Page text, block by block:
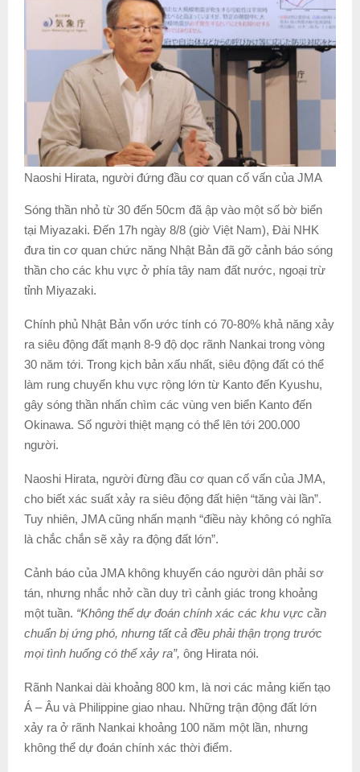
Naoshi Hirata, người đứng đầu cơ quan cố vấn của JMA
Sóng thần nhỏ từ 30 đến 50cm đã ập vào một số bờ biển
tại Miyazaki. Đến 17h ngày 8/8 (giờ Việt Nam), Đài NHK
đưa tin cơ quan chức năng Nhật Bản đã gỡ cảnh báo sóng
thần cho các khu vực ở phía tây nam đất nước, ngoại trừ
tỉnh Miyazaki.
Chính phủ Nhật Bản vốn ước tính có 70-80% khả năng xảy
ra siêu động đất mạnh 8-9 độ dọc rãnh Nankai trong vòng
30 năm tới. Trong kịch bản xấu nhất, siêu động đất có thể
làm rung chuyển khu vực rộng lớn từ Kanto đến Kyushu,
gây sóng thần nhấn chìm các vùng ven biển Kanto đến
Okinawa. Số người thiệt mạng có thể lên tới 200.000
người.
Naoshi Hirata, người đừng đầu cơ quan cố vấn của JMA,
cho biết xác suất xảy ra siêu động đất hiện “tăng vài lần”.
Tuy nhiên, JMA cũng nhấn mạnh “điều này không có nghĩa
là chắc chắn sẽ xảy ra động đất lớn”.
Cảnh báo của JMA không khuyến cáo người dân phải sơ
tán, nhưng nhắc nhở cần duy trì cảnh giác trong khoảng
một tuần. “Không thể dự đoán chính xác các khu vực cần
chuẩn bị ứng phó, nhưng tất cả đều phải thận trọng trước
mọi tình huống có thể xảy ra”, ông Hirata nói.
Rãnh Nankai dài khoảng 800 km, là nơi các mảng kiến tạo
Á – Âu và Philippine giao nhau. Những trận động đất lớn
xảy ra ở rãnh Nankai khoảng 100 năm một lần, nhưng
không thể dự đoán chính xác thời điểm.